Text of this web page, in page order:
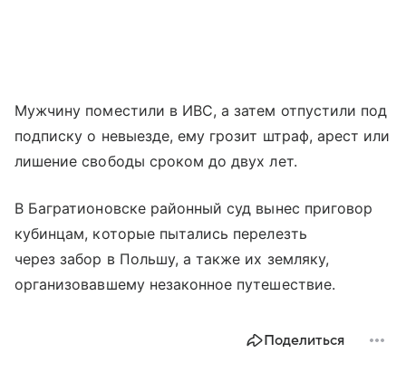
Мужчину поместили в ИВС, а затем отпустили под
подписку о невыезде, ему грозит штраф, арест или
лишение свободы сроком до двух лет.
В Багратионовске районный суд вынес приговор
кубинцам, которые пытались перелезть
через забор в Польшу, а также их земляку,
организовавшему незаконное путешествие.
Поделиться